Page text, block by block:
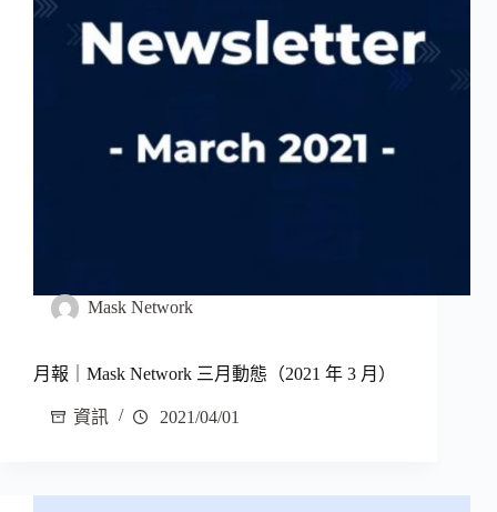
Mask Network
月報｜Mask Network 三月動態（2021 年 3 月）
資訊 2021/04/01